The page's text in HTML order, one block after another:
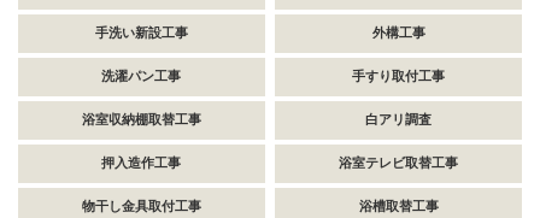
手洗い新設工事 外構工事
洗濯パン工事 手すり取付工事
浴室収納棚取替工事 白アリ調査
押入造作工事 浴室テレビ取替工事
物干し金具取付工事 浴槽取替工事